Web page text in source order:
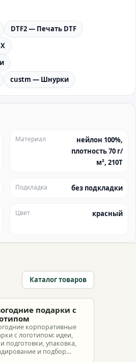
DTF2 — Печать DTF
custm — Шнурки
Материал
нейлон 100%,
плотность 70 г/
м², 210Т
Подкладка без подкладки
Цвет красный
Каталог товаров
подарки с
корпоративные
с логотипом: идеи,
подготовки, упаковка,
и подбор